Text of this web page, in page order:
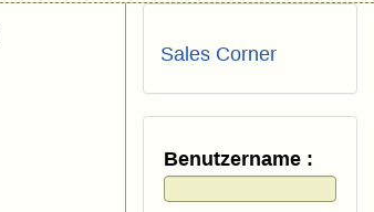
Sales Corner
Benutzername :